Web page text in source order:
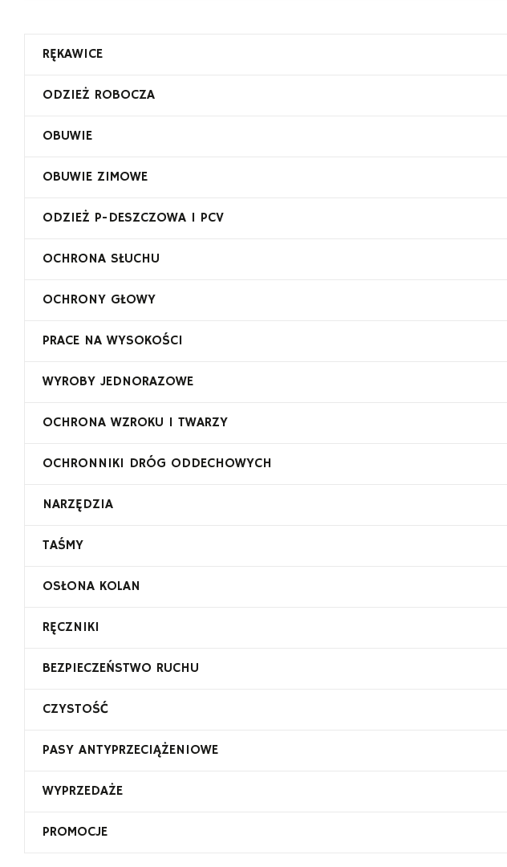
RĘKAWICE
ODZIEŻ ROBOCZA
OBUWIE
OBUWIE ZIMOWE
ODZIEŻ P-DESZCZOWA I PCV
OCHRONA SŁUCHU
OCHRONY GŁOWY
PRACE NA WYSOKOŚCI
WYROBY JEDNORAZOWE
OCHRONA WZROKU I TWARZY
OCHRONNIKI DRÓG ODDECHOWYCH
NARZĘDZIA
TAŚMY
OSŁONA KOLAN
RĘCZNIKI
BEZPIECZEŃSTWO RUCHU
CZYSTOŚĆ
PASY ANTYPRZECIĄŻENIOWE
WYPRZEDAŻE
PROMOCJE